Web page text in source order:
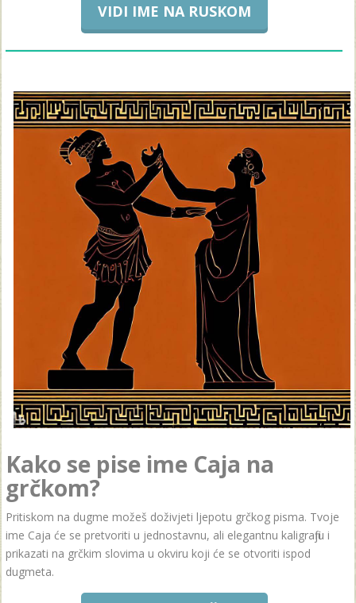
VIDI IME NA RUSKOM
Kako se pise ime Caja na
grčkom?
Pritiskom na dugme možeš doživjeti ljepotu grčkog pisma. Tvoje
ime Caja će se pretvoriti u jednostavnu, ali elegantnu kaligrafiju i
prikazati na grčkim slovima u okviru koji će se otvoriti ispod
dugmeta.